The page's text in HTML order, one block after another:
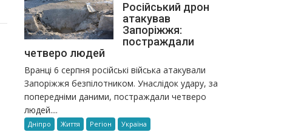
Російський дрон
атакував
Запоріжжя:
постраждали
четверо людей
Вранці 6 серпня російські війська атакували
Запоріжжя безпілотником. Унаслідок удару, за
попередніми даними, постраждали четверо
людей....
Дніпро Життя Регіон Україна